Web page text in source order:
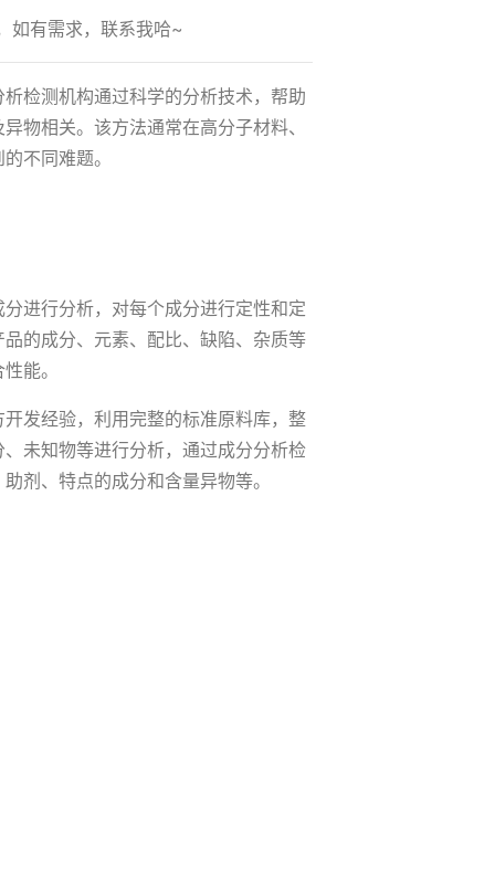
如有需求，联系我哈~
检测机构通过科学的分析技术，帮助
物相关。该方法通常在高分子材料、
不同难题。
进行分析，对每个成分进行定性和定
的成分、元素、配比、缺陷、杂质等
能。
发经验，利用完整的标准原料库，整
未知物等进行分析，通过成分分析检
剂、特点的成分和含量异物等。